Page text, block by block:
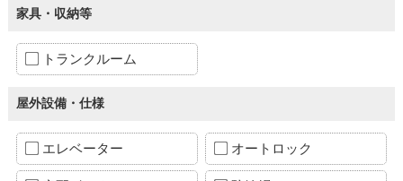
家具・収納等
トランクルーム
屋外設備・仕様
エレベーター オートロック